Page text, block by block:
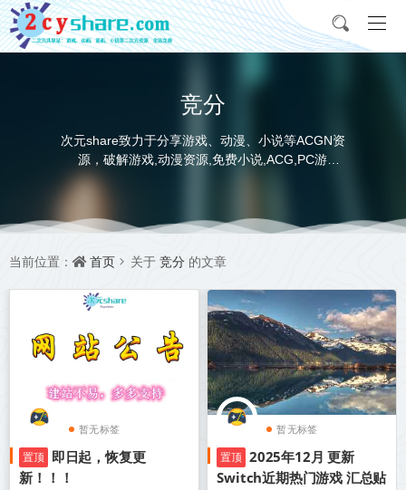
竞分
次元share致力于分享游戏、动漫、小说等ACGN资
源，破解游戏,动漫资源,免费小说,ACG,PC游
戏,switch游戏,金手指，动画电影,动画片,全本小说,
并提供网盘下载
当前位置： 首页 关于 竞分 的文章
暂无标签
置顶 即日起，恢复更
新！！！
暂无标签
置顶 2025年12月 更新
Switch近期热门游戏 汇总贴